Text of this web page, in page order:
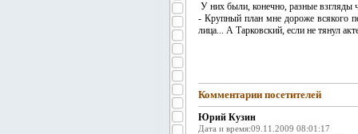
У них были, конечно, разные взгляды
- Крупный план мне дороже всякого
лица... А Тарковский, если не тянул
Комментарии посетителей
Юрий Кузин
Дата и время:09.11.2009 08:01:17